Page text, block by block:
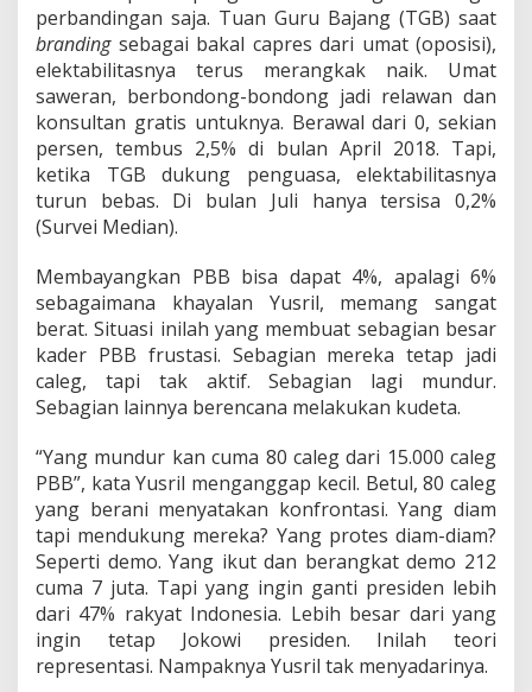
perbandingan saja. Tuan Guru Bajang (TGB) saat
brandingsebagai bakal capres dari umat (oposisi),
elektabilitasnya terus merangkak naik. Umat
saweran, berbondong-bondong jadi relawan dan
konsultan gratis untuknya. Berawal dari 0, sekian
persen, tembus 2,5% di bulan April 2018. Tapi,
ketika TGB dukung penguasa, elektabilitasnya
turun bebas. Di bulan Juli hanya tersisa 0,2%
(Survei Median).
Membayangkan PBB bisa dapat 4%, apalagi 6%
sebagaimana khayalan Yusril, memang sangat
berat. Situasi inilah yang membuat sebagian besar
kader PBB frustasi. Sebagian mereka tetap jadi
caleg, tapi tak aktif. Sebagian lagi mundur.
Sebagian lainnya berencana melakukan kudeta.
“Yang mundur kan cuma 80 caleg dari 15.000 caleg
PBB”, kata Yusril menganggap kecil. Betul, 80 caleg
yang berani menyatakan konfrontasi. Yang diam
tapi mendukung mereka? Yang protes diam-diam?
Seperti demo. Yang ikut dan berangkat demo 212
cuma 7 juta. Tapi yang ingin ganti presiden lebih
dari 47% rakyat Indonesia. Lebih besar dari yang
ingin tetap Jokowi presiden. Inilah teori
representasi. Nampaknya Yusril tak menyadarinya.